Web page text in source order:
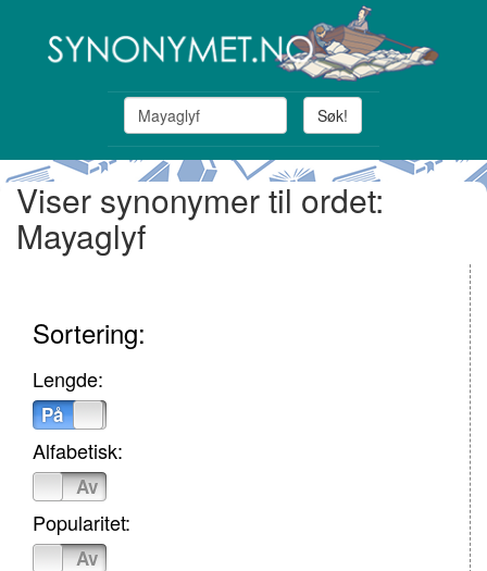
Søk!
Viser synonymer til ordet:
Mayaglyf
Sortering:
Lengde:
På
Alfabetisk:
Av
Popularitet:
Av